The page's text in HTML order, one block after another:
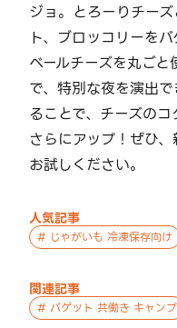
ジョ。とろーりチー
ト、ブロッコリーを
ベールチーズを丸ご
で、特別な夜を演出
ることで、チーズの
さらにアップ！ぜひ
お試しください。
人気記事
# じゃがいも 冷凍保存向け
関連記事
# バゲット 共働き キャンプ